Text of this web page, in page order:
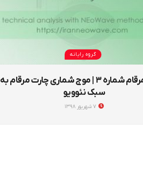
گروه رایانه
تحلیل مرقام شماره ۳ | موج شماری چارت مرقام به
سبک نئوویو